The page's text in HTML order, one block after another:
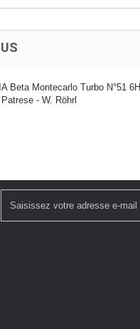
Beta Montecarlo Turbo N°51 6H
- W. Röhrl